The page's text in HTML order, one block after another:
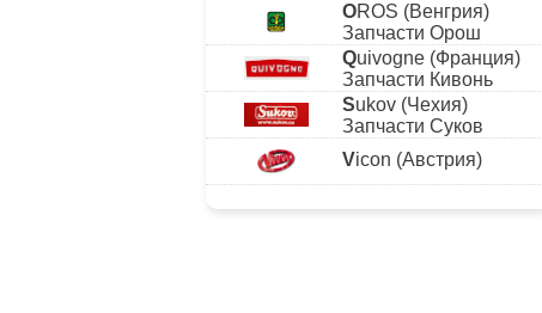
OROS (Венгрия)
Запчасти Орош
Quivogne (Франция)
Запчасти Кивонь
Sukov (Чехия)
Запчасти Суков
Vicon (Австрия)